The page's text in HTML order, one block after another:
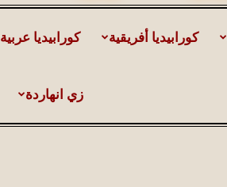
كورابيديا عربية كورابيديا أفريقية
زي انهاردة